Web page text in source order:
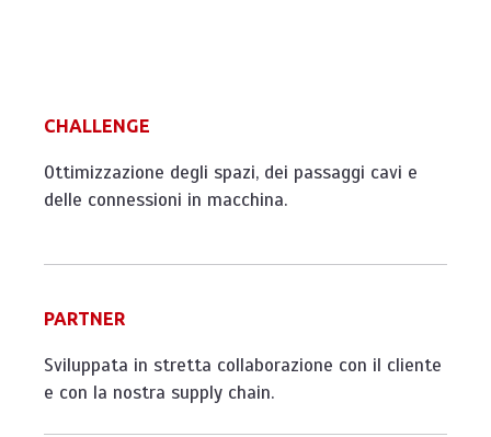
CHALLENGE
Ottimizzazione degli spazi, dei passaggi cavi e
delle connessioni in macchina.
PARTNER
Sviluppata in stretta collaborazione con il cliente
e con la nostra supply chain.